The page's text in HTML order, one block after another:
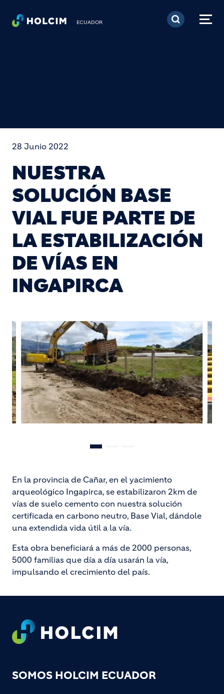
Pasar al contenido
ECUADOR
28 Junio 2022
NUESTRA
SOLUCIÓN BASE
VIAL FUE PARTE DE
LA ESTABILIZACIÓN
DE VÍAS EN
INGAPIRCA
En la provincia de Cañar, en el yacimiento
arqueológico Ingapirca, se estabilizaron 2km de
vías de suelo cemento con nuestra solución
certificada en carbono neutro, Base Vial, dándole
una extendida vida útil a la vía.
Esta obra beneficiará a más de 2000 personas,
5000 familias que día a día usarán la vía,
impulsando el crecimiento del país.
Footer
SOMOS HOLCIM ECUADOR